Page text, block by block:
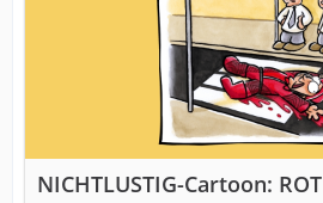
NICHTLUSTIG-Cartoon: ROT